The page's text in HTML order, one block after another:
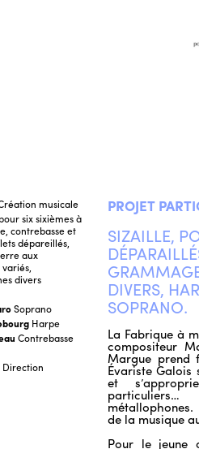
musicale
pour six sixièmes à
contrebasse et
dépareillés,
aux
divers
Soprano
Harpe
Contrebasse
Direction
PROJET
SIZAILLE,
DIVERS,
SOPRANO.
La Fabrique à
compositeur
Margue prend
Évariste Galois
et
de la musique
Pour le jeune